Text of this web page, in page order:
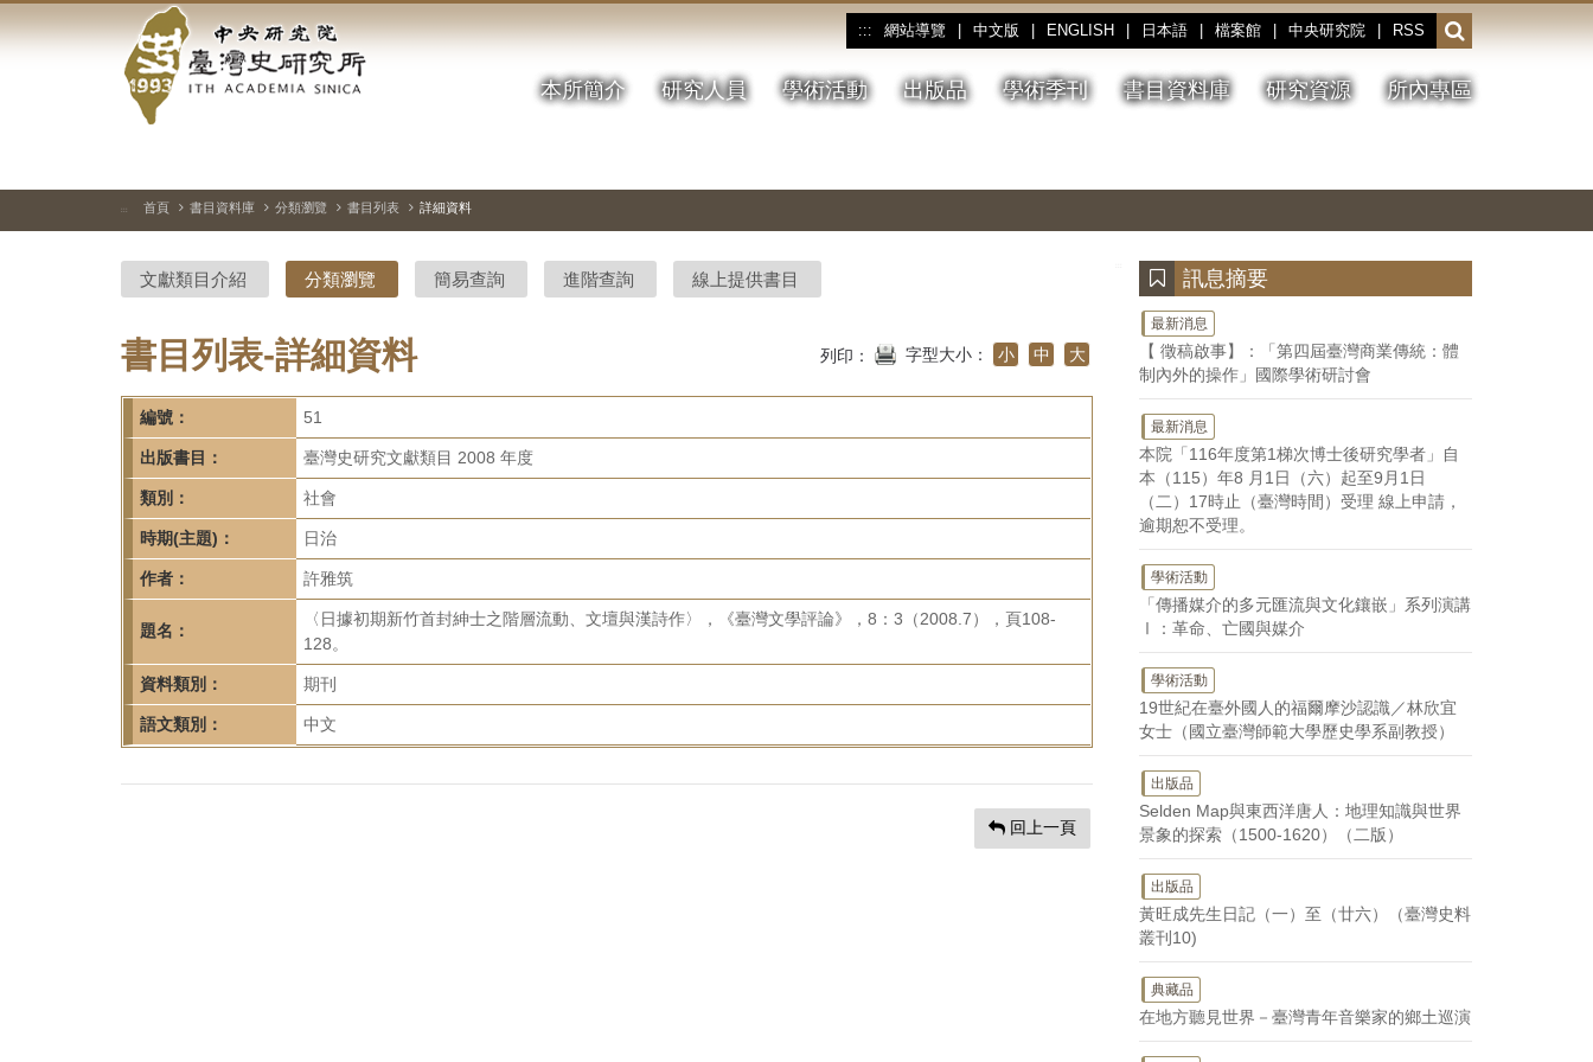
到
中
央
研
院-
臺
灣
史
研
究
所-
首
頁
::: 網站導覽 中文版 ENGLISH 日本語 檔案館 中央研究院 RSS
開
啟
或
收
本所簡介 研究人員 學術活動 出版品 學術季刊 書目資料庫 研究資源 所內專區
停、
圖
圖
結
::: 首頁 書目資料庫 分類瀏覽 書目列表 詳細資料
文獻類目介紹 分類瀏覽 簡易查詢 進階查詢 線上提供書目
書目列表-詳細資料 列印： 字型大小： 小 中 大
編號： 51
出版書目： 臺灣史研究文獻類目 2008 年度
類別： 社會
時期(主題)： 日治
作者： 許雅筑
題名：
〈日據初期新竹首封紳士之階層流動、文壇與漢詩作〉，《臺灣文學評論》，8：3（2008.7），頁108-
128。
資料類別： 期刊
語文類別： 中文
回上一頁
訊息摘要
最新消息
【 徵稿啟事】：「第四屆臺灣商業傳統：體
制內外的操作」國際學術研討會
最新消息
本院「116年度第1梯次博士後研究學者」自
本（115）年8 月1日（六）起至9月1日
（二）17時止（臺灣時間）受理 線上申請，
逾期恕不受理。
學術活動
「傳播媒介的多元匯流與文化鑲嵌」系列演講
Ⅰ：革命、亡國與媒介
學術活動
19世紀在臺外國人的福爾摩沙認識／林欣宜
女士（國立臺灣師範大學歷史學系副教授）
出版品
Selden Map與東西洋唐人：地理知識與世界
景象的探索（1500-1620）（二版）
出版品
黃旺成先生日記（一）至（廿六）（臺灣史料
叢刊10)
典藏品
在地方聽見世界－臺灣青年音樂家的鄉土巡演